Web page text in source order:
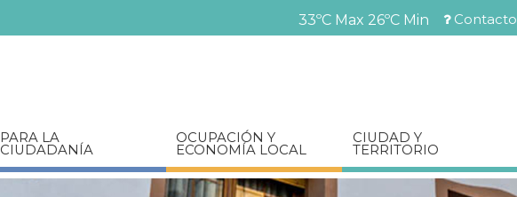
Pasar
al
Menú
Contacto
33ºC Max 26ºC Min
PARA LA
CIUDADANÍA
OCUPACIÓN Y
ECONOMÍA LOCAL
CIUDAD Y
TERRITORIO